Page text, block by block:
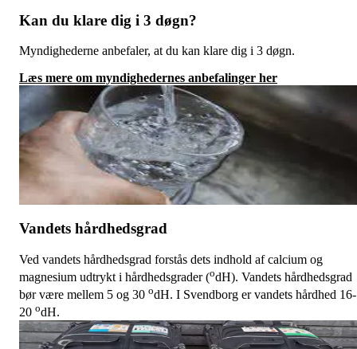
Kan du klare dig i 3 døgn?
Myndighederne anbefaler, at du kan klare dig i 3 døgn.
Læs mere om myndighedernes anbefalinger her
Vandets hårdhedsgrad
Ved vandets hårdhedsgrad forstås dets indhold af calcium og
magnesium udtrykt i hårdhedsgrader (odH). Vandets hårdhedsgrad
bør være mellem 5 og 30 odH. I Svendborg er vandets hårdhed 16-
20 odH.